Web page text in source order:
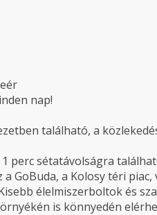
nap!
található, a
perc sétatávolságra
GoBuda, a Kolosy téri piac,
élelmiszerboltok és
is könnyedén